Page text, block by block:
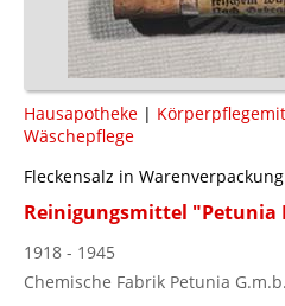
Hausapotheke |
Wäschepflege
Fleckensalz in Warenverpackung
Reinigungsmittel "Petunia
1918 - 1945
Chemische Fabrik Petunia